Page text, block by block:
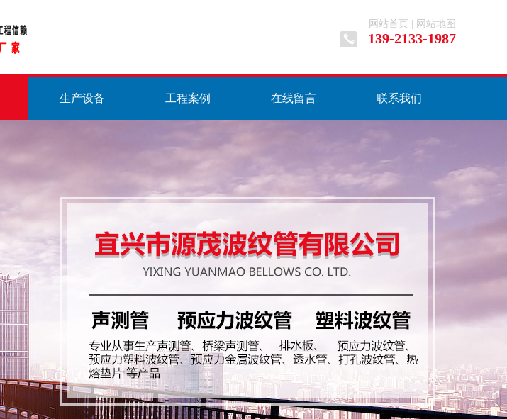
网站首页 网站地图
139-2133-1987
生产设备 工程案例 在线留言 联系我们